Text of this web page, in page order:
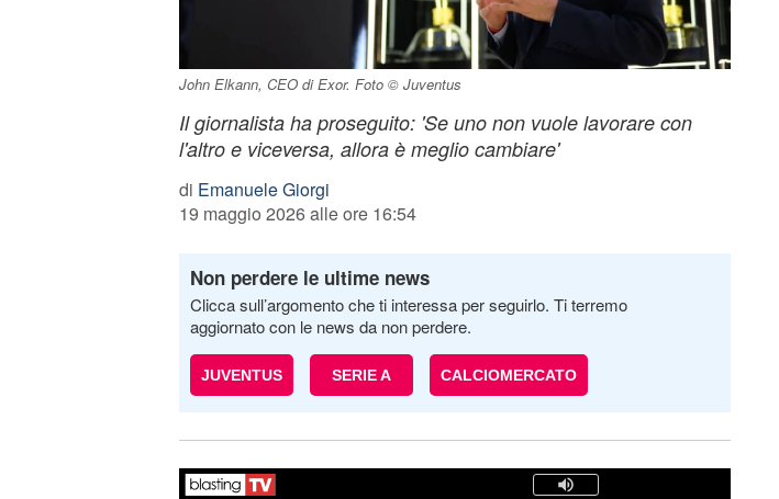
John Elkann, CEO di Exor. Foto © Juventus
Il giornalista ha proseguito: 'Se uno non vuole lavorare con
l'altro e viceversa, allora è meglio cambiare'
di Emanuele Giorgi
19 maggio 2026 alle ore 16:54
Non perdere le ultime news
Clicca sull’argomento che ti interessa per seguirlo. Ti terremo
aggiornato con le news da non perdere.
JUVENTUS SERIE A CALCIOMERCATO